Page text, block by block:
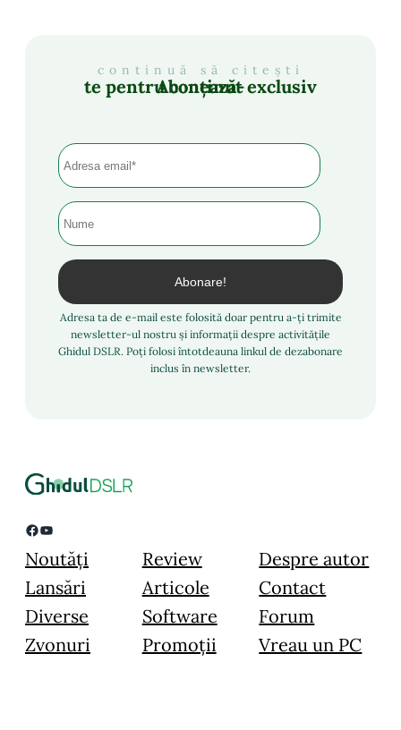
continuă să citești
Abonează-te pentru conținut exclusiv
Adresa ta de e-mail este folosită doar pentru a-ți trimite
newsletter-ul nostru și informații despre activitățile
Ghidul DSLR. Poți folosi întotdeauna linkul de dezabonare
inclus în newsletter.
Facebook YouTube
Noutăți
Lansări
Diverse
Zvonuri
Review
Articole
Software
Promoții
Despre autor
Contact
Forum
Vreau un PC